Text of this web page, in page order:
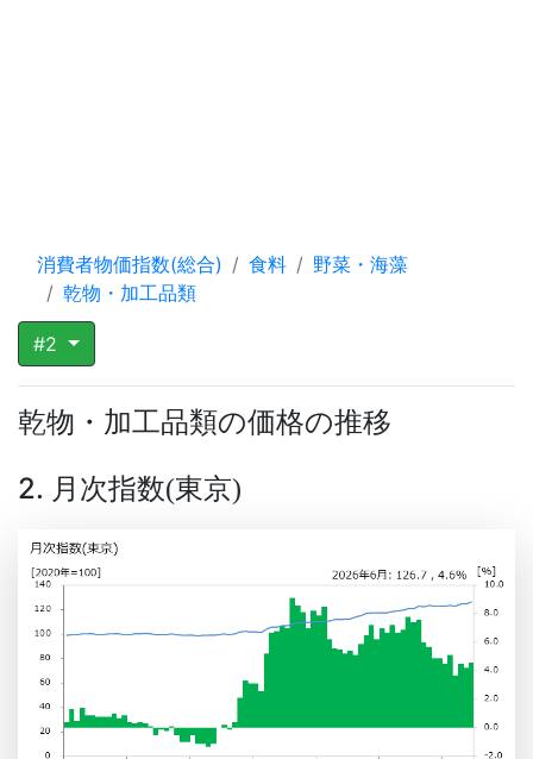
消費者物価指数(総合) 食料
野菜・海藻
乾物・加工品類
#2
乾物・加工品類の価格の推移
2. 月次指数(東京)